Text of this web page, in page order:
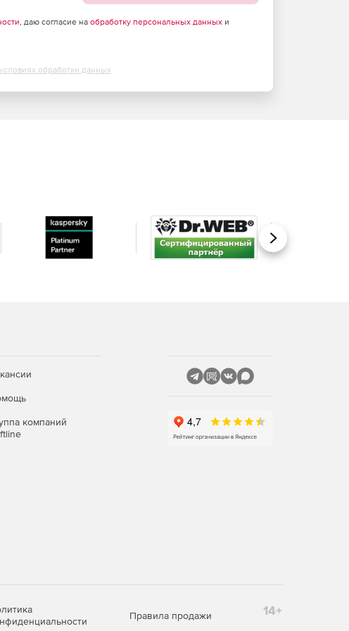
, даю согласие на обработку персональных данныхи
обработки данных
Вперед
компаний
Правила продажи 14+